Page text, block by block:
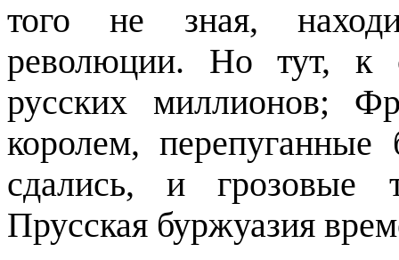
того не зная,
революции. Но тут, к
русских миллионов;
королем,
сдались, и грозовые
Прусская буржуазия